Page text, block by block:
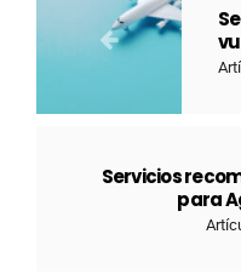
Servicios
para